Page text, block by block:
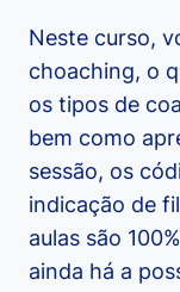
Neste curso,
choaching, o
os tipos de
bem como
sessão, os
indicação de
aulas são
ainda há a